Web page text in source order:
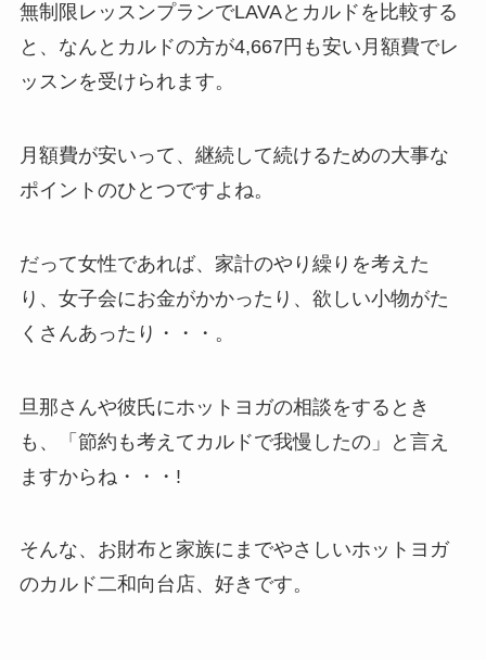
無制限レッスンプランでLAVAとカルドを比較する
と、なんと カルドの方が4,667円も安い月額費でレ
ッスンを受けられます。
月額費が安いって、継続して続けるための大事な
ポイントのひとつですよね。
だって女性であれば、家計のやり繰りを考えた
り、女子会にお金がかかったり、欲しい小物がた
くさんあったり・・・。
旦那さんや彼氏にホットヨガの相談をするとき
も、「節約も考えてカルドで我慢したの」と言え
ますからね・・・!
そんな、お財布と家族にまでやさしいホットヨガ
のカルド二和向台店、好きです。